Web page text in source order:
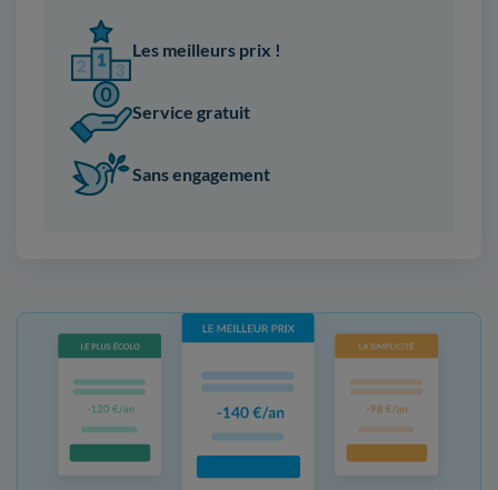
Les meilleurs prix !
Service gratuit
Sans engagement